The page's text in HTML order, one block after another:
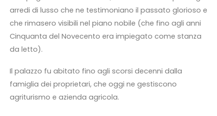
arredi di lusso che ne testimoniano il passato glorioso e
che rimasero visibili nel piano nobile (che fino agli anni
Cinquanta del Novecento era impiegato come stanza
da letto).
Il palazzo fu abitato fino agli scorsi decenni dalla
famiglia dei proprietari, che oggi ne gestiscono
agriturismo e azienda agricola.